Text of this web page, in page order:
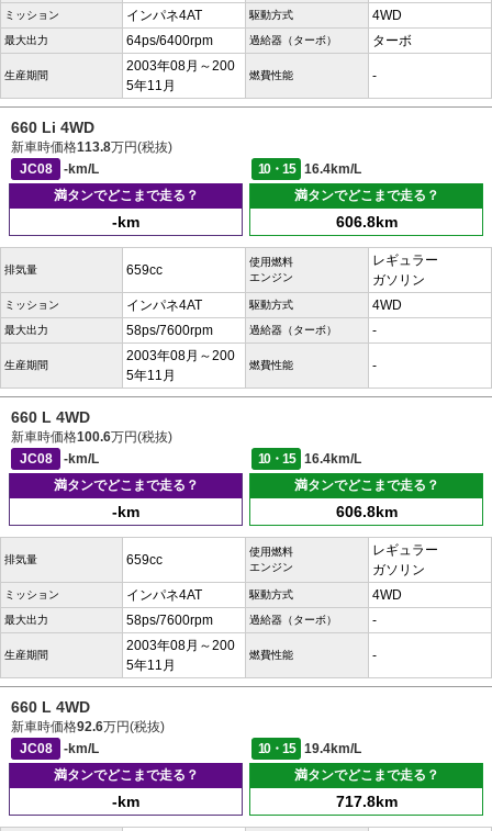
ミッション インパネ4AT 駆動方式 4WD
最大出力 64ps/6400rpm 過給器（ターボ） ターボ
生産期間
2003年08月～200
5年11月
燃費性能 -
660 Li 4WD
新車時価格113.8万円(税抜)
JC08
-km/L 10・15
16.4km/L
満タンでどこまで走る？
-km
満タンでどこまで走る？
606.8km
排気量 659cc
使用燃料
エンジン
レギュラー
ガソリン
ミッション インパネ4AT 駆動方式 4WD
最大出力 58ps/7600rpm 過給器（ターボ） -
生産期間
2003年08月～200
5年11月
燃費性能 -
660 L 4WD
新車時価格100.6万円(税抜)
JC08
-km/L 10・15
16.4km/L
満タンでどこまで走る？
-km
満タンでどこまで走る？
606.8km
排気量 659cc
使用燃料
エンジン
レギュラー
ガソリン
ミッション インパネ4AT 駆動方式 4WD
最大出力 58ps/7600rpm 過給器（ターボ） -
生産期間
2003年08月～200
5年11月
燃費性能 -
660 L 4WD
新車時価格92.6万円(税抜)
JC08
-km/L 10・15
19.4km/L
満タンでどこまで走る？
-km
満タンでどこまで走る？
717.8km